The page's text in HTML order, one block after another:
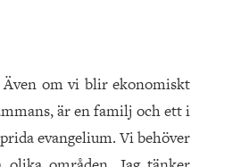
om vi blir ekonomiskt
är en familj och ett i
evangelium. Vi behöver